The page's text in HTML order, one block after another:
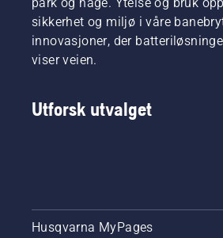
sikkerhet og miljø i våre
innovasjoner, der
viser veien.
Utforsk utvalget
Husqvarna MyPages